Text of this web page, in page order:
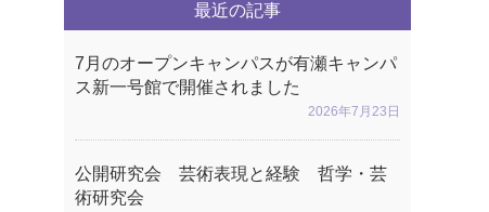
最近の記事
2026年7月23日
7月のオープンキャンパスが有瀬キャンパ
ス新一号館で開催されました
公開研究会 芸術表現と経験 哲学・芸
術研究会